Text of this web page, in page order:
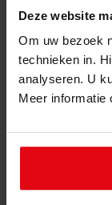
Deze website
Om uw bezoek
technieken in.
analyseren. U
Meer
Medemblik,
Nieuw adres:
Medemblik,